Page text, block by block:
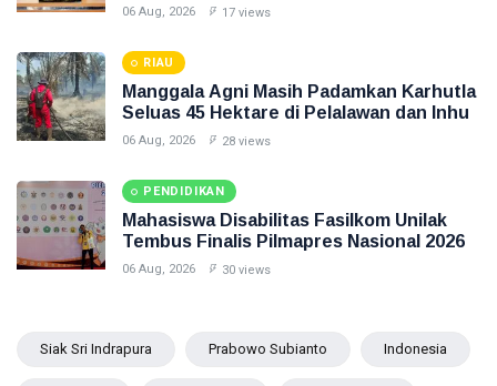
06 Aug, 2026 17 views
RIAU
Manggala Agni Masih Padamkan Karhutla
Seluas 45 Hektare di Pelalawan dan Inhu
06 Aug, 2026 28 views
PENDIDIKAN
Mahasiswa Disabilitas Fasilkom Unilak
Tembus Finalis Pilmapres Nasional 2026
06 Aug, 2026 30 views
Siak Sri Indrapura Prabowo Subianto Indonesia